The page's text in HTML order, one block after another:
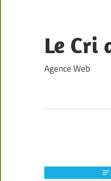
content
Le Cri
Agence Web